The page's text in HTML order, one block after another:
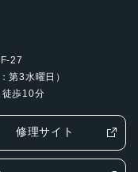
27
3水曜日）
徒歩10分
修理サイト